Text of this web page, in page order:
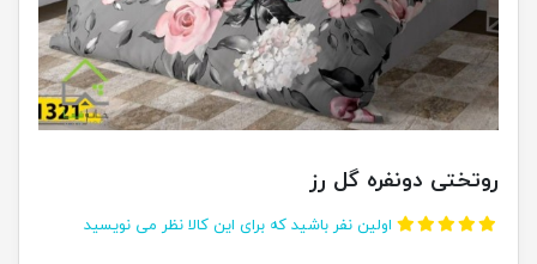
روتختی دونفره گل رز
اولین نفر باشید که برای این کالا نظر می نویسید